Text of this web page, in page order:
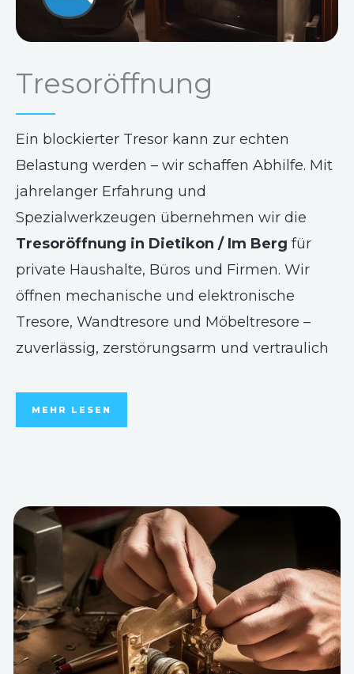
Tresoröffnung
Ein blockierter Tresor kann zur echten
Belastung werden – wir schaffen Abhilfe. Mit
jahrelanger Erfahrung und
Spezialwerkzeugen übernehmen wir die
Tresoröffnung in Dietikon / Im Berg für
private Haushalte, Büros und Firmen. Wir
öffnen mechanische und elektronische
Tresore, Wandtresore und Möbeltresore –
zuverlässig, zerstörungsarm und vertraulich
MEHR LESEN